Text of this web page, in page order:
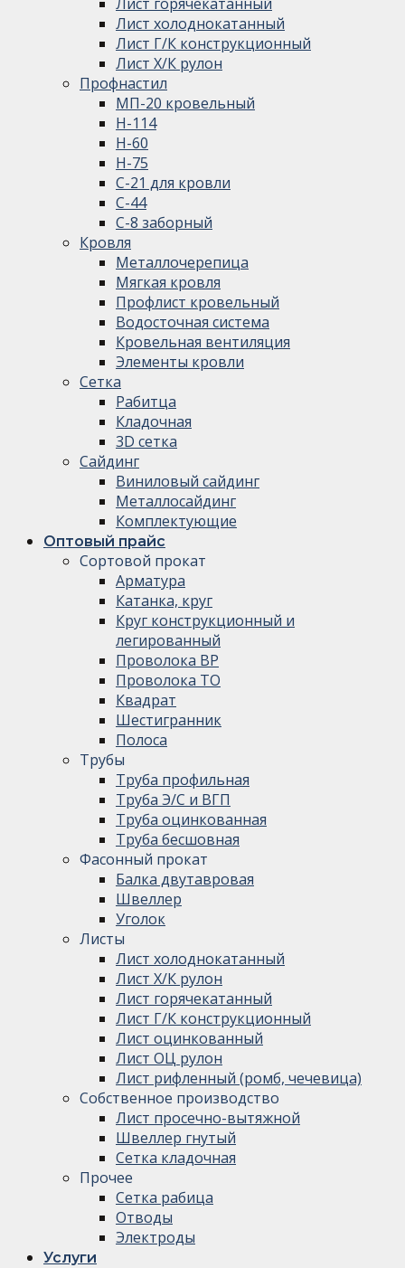
Лист горячекатанный
Лист холоднокатанный
Лист Г/К конструкционный
Лист Х/К рулон
Профнастил
МП-20 кровельный
Н-114
Н-60
Н-75
С-21 для кровли
С-44
С-8 заборный
Кровля
Металлочерепица
Мягкая кровля
Профлист кровельный
Водосточная система
Кровельная вентиляция
Элементы кровли
Сетка
Рабитца
Кладочная
3D сетка
Сайдинг
Виниловый сайдинг
Металлосайдинг
Комплектующие
Оптовый прайс
Сортовой прокат
Арматура
Катанка, круг
Круг конструкционный и
легированный
Проволока ВР
Проволока ТО
Квадрат
Шестигранник
Полоса
Трубы
Труба профильная
Труба Э/С и ВГП
Труба оцинкованная
Труба бесшовная
Фасонный прокат
Балка двутавровая
Швеллер
Уголок
Листы
Лист холоднокатанный
Лист Х/К рулон
Лист горячекатанный
Лист Г/К конструкционный
Лист оцинкованный
Лист ОЦ рулон
Лист рифленный (ромб, чечевица)
Собственное производство
Лист просечно-вытяжной
Швеллер гнутый
Сетка кладочная
Прочее
Сетка рабица
Отводы
Электроды
Услуги